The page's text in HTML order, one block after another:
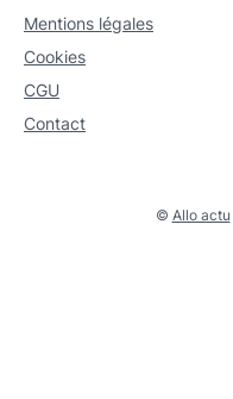
Mentions légales
Cookies
CGU
Contact
© Allo actu